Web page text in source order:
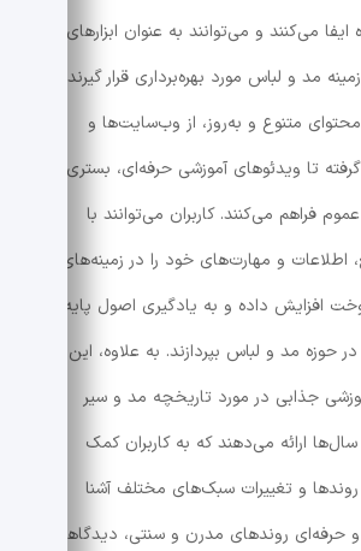
ایفا می‌کنند و می‌توانند به عنوان ابزارهای
مد و لباس مورد بهره‌برداری قرار گیرند.
محتوای متنوع و به‌روز، از وب‌سایت‌ها و
تا ویدئوهای آموزشی حرفه‌ای، بستری
فراهم می‌کنند. کاربران می‌توانند با
اطلاعات و مهارت‌های خود را در زمینه‌های
افزایش داده و به یادگیری اصول پایه و
حوزه مد و لباس بپردازند. به علاوه، این
جذابی در مورد تاریخچه مد و سیر
ارائه می‌دهند که به کاربران کمک
روندها و تغییرات سبک‌های مختلف آشنا
حرفه‌ای روندهای مدرن و سنتی، دیدگاهی